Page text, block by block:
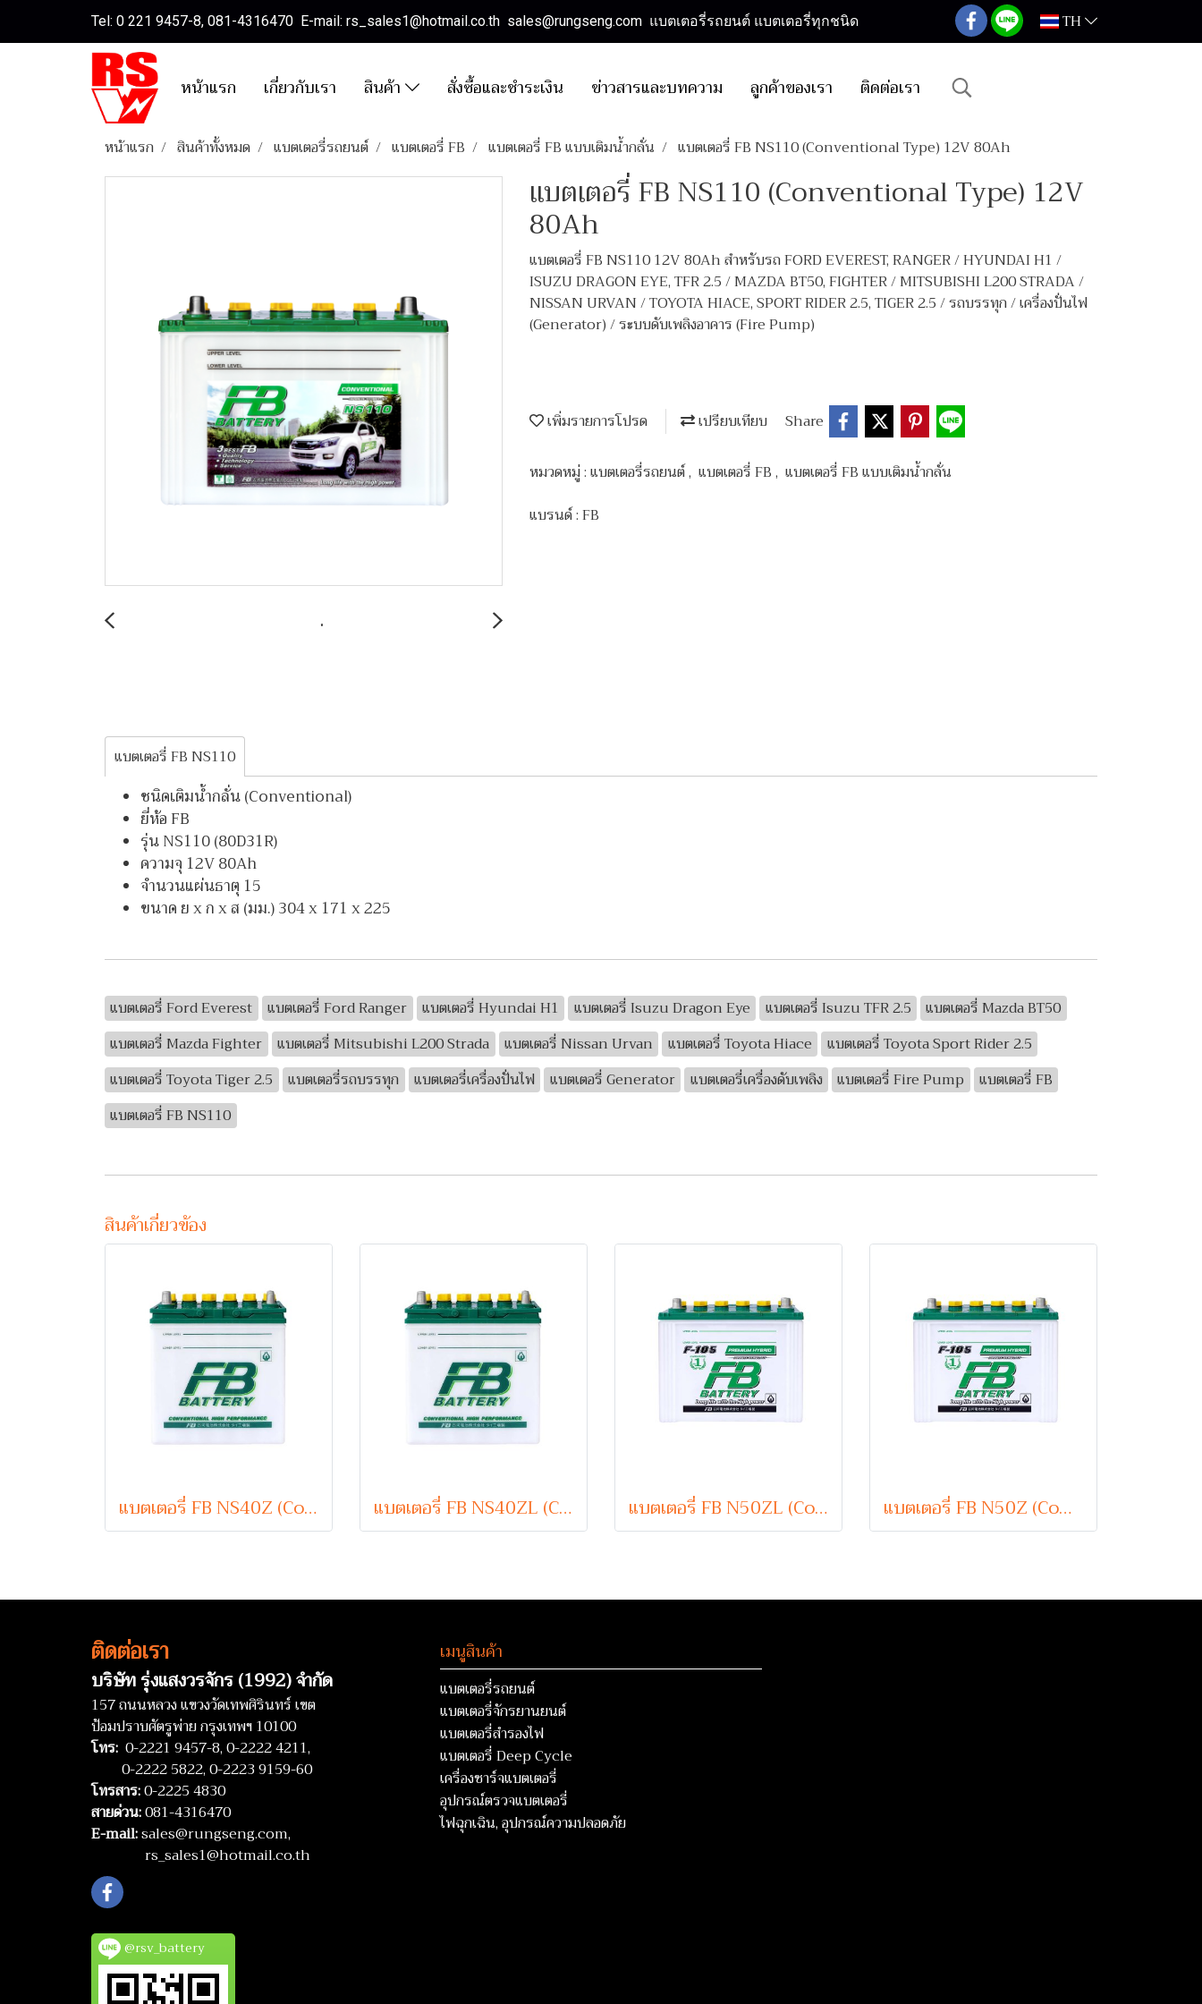
Tel: 0 221 9457-8, 081-4316470 E-mail: rs_sales1@hotmail.co.th sales@rungseng.com แบตเตอรี่รถยนต์ แบตเตอรี่ทุกชนิด TH
หน้าแรก เกี่ยวกับเรา สินค้า สั่งซื้อและชำระเงิน ข่าวสารและบทความ ลูกค้าของเรา ติดต่อเรา
หน้าแรก สินค้าทั้งหมด แบตเตอรี่รถยนต์ แบตเตอรี่ FB แบตเตอรี่ FB แบบเติมน้ำกลั่น แบตเตอรี่ FB NS110 (Conventional Type) 12V 80Ah
แบตเตอรี่ FB NS110 (Conventional Type) 12V
80Ah
แบตเตอรี่ FB NS110 12V 80Ah สำหรับรถ FORD EVEREST, RANGER / HYUNDAI H1 /
ISUZU DRAGON EYE, TFR 2.5 / MAZDA BT50, FIGHTER / MITSUBISHI L200 STRADA /
NISSAN URVAN / TOYOTA HIACE, SPORT RIDER 2.5, TIGER 2.5 / รถบรรทุก / เครื่องปั่นไฟ
(Generator) / ระบบดับเพลิงอาคาร (Fire Pump)
เพิ่มรายการโปรด เปรียบเทียบ Share
หมวดหมู่ :แบตเตอรี่รถยนต์, แบตเตอรี่ FB, แบตเตอรี่ FB แบบเติมน้ำกลั่น
แบรนด์ :FB
แบตเตอรี่ FB NS110
ชนิดเติมน้ำกลั่น (Conventional)
ยี่ห้อ FB
รุ่น NS110 (80D31R)
ความจุ 12V 80Ah
จำนวนแผ่นธาตุ 15
ขนาด ย x ก x ส (มม.) 304 x 171 x 225
แบตเตอรี่ Ford Everest แบตเตอรี่ Ford Ranger แบตเตอรี่ Hyundai H1 แบตเตอรี่ Isuzu Dragon Eye แบตเตอรี่ Isuzu TFR 2.5
แบตเตอรี่ Mazda BT50
แบตเตอรี่ Mazda Fighter
แบตเตอรี่ Mitsubishi L200 Strada แบตเตอรี่ Nissan Urvan แบตเตอรี่ Toyota Hiace
แบตเตอรี่ Toyota Sport Rider 2.5
แบตเตอรี่ Toyota Tiger 2.5
แบตเตอรี่รถบรรทุก แบตเตอรี่เครื่องปั่นไฟ แบตเตอรี่ Generator แบตเตอรี่เครื่องดับเพลิง แบตเตอรี่ Fire Pump
แบตเตอรี่ FB
แบตเตอรี่ FB NS110
สินค้าเกี่ยวข้อง
แบตเตอรี่ FB NS40Z (Conventional Type) 12V 35Ah แบตเตอรี่ FB NS40ZL (Conventional Type) 12V 35Ah แบตเตอรี่ FB N50ZL (Conventional Type) 12V 60Ah แบตเตอรี่ FB N50Z (Conventional Type) 12V 60Ah
ติดต่อเรา
บริษัท รุ่งแสงวรจักร (1992) จำกัด
157 ถนนหลวง แขวงวัดเทพศิรินทร์ เขต
ป้อมปราบศัตรูพ่าย กรุงเทพฯ 10100
โทร: 0-2221 9457-8,0-2222 4211,
0-2222 5822,0-2223 9159-60
โทรสาร:0-2225 4830
สายด่วน:081-4316470
E-mail:sales@rungseng.com,
rs_sales1@hotmail.co.th
@rsv_battery
เมนูสินค้า
แบตเตอรี่รถยนต์
แบตเตอรี่จักรยานยนต์
แบตเตอรี่สำรองไฟ
แบตเตอรี่ Deep Cycle
เครื่องชาร์จแบตเตอรี่
อุปกรณ์ตรวจแบตเตอรี่
ไฟฉุกเฉิน, อุปกรณ์ความปลอดภัย